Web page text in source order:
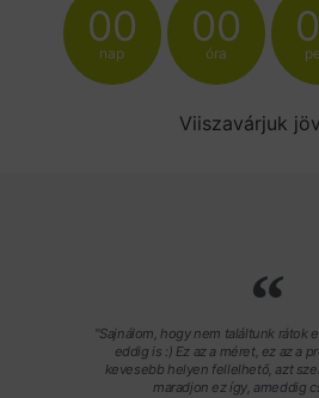
00
nap
00
óra
Viiszavárjuk
"Sajnálom, hogy nem találtunk rátok
eddig is :) Ez az a méret, ez az a
kevesebb helyen fellelhető, azt
maradjon ez így, ameddig